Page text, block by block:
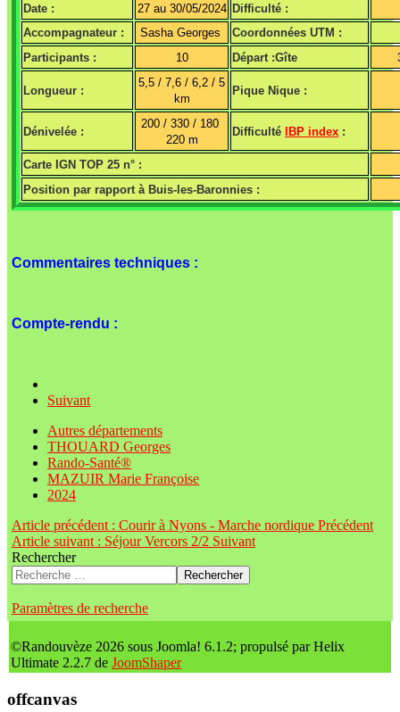
Date : 27 au 30/05/2024 Difficulté :
Accompagnateur :
Sasha Georges
Coordonnées UTM :
Participants :
10 Départ :Gîte
Longueur :
5,5 / 7,6 / 6,2 / 5
km
Pique Nique :
Dénivelée :
200 / 330 / 180
220 m
Difficulté IBP index :
Carte IGN TOP 25 n° :
Position par rapport à Buis-les-Baronnies :
Commentaires techniques :
Compte-rendu :
Suivant
Autres départements
THOUARD Georges
Rando-Santé®
MAZUIR Marie Françoise
2024
Article précédent : Courir à Nyons - Marche nordique Précédent
Article suivant : Séjour Vercors 2/2 Suivant
Rechercher
Rechercher
Paramètres de recherche
©Randouvèze 2026 sous Joomla! 6.1.2; propulsé par Helix
Ultimate 2.2.7 de JoomShaper
offcanvas